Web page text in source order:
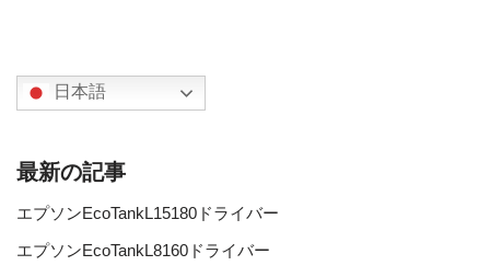
日本語
最新の記事
エプソンEcoTankL15180ドライバー
エプソンEcoTankL8160ドライバー